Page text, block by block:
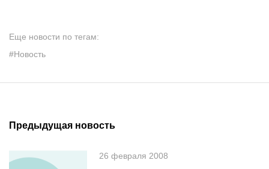
Еще новости по тегам:
#Новость
Предыдущая новость
26 февраля 2008